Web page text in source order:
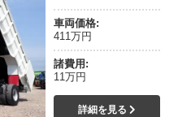
車両価格:
411万円
諸費用:
11万円
詳細を見る